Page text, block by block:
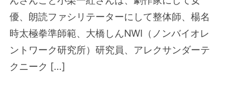
優、朗読ファシリテーターにして整体師、楊名
時太極拳準師範、大橋しんNWI（ノンバイオレ
ントワーク研究所）研究員、アレクサンダーテ
クニーク […]